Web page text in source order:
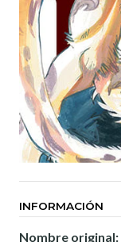
INFORMACIÓN
Nombre original: